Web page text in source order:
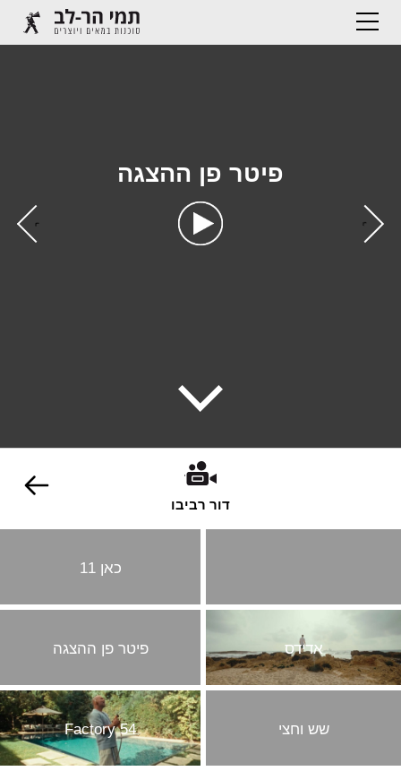
פיטר פן ההצגה
‹
›
דור רביבו
כאן 11
אדידס פיטר פן ההצגה
שש וחצי Factory 54